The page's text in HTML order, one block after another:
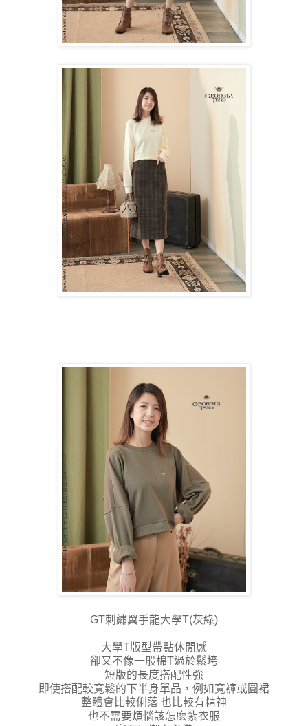
GT刺繡翼手龍大學T(灰綠)
大學T版型帶點休閒感
卻又不像一般棉T過於鬆垮
短版的長度搭配性強
即使搭配較寬鬆的下半身單品，例如寬褲或圓裙
整體會比較俐落 也比較有精神
也不需要煩惱該怎麼紮衣服